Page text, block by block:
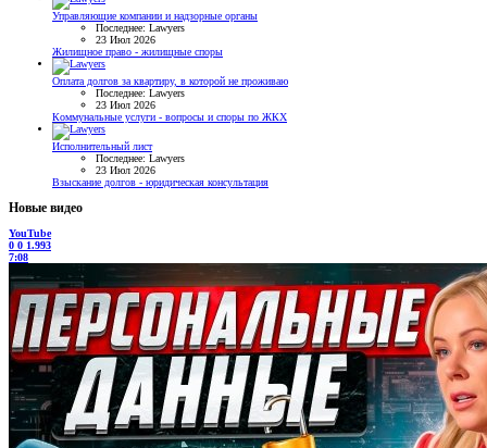
Управляющие компании и надзорные органы
Последнее: Lawyers
23 Июл 2026
Жилищное право - жилищные споры
Оплата долгов за квартиру, в которой не проживаю
Последнее: Lawyers
23 Июл 2026
Коммунальные услуги - вопросы и споры по ЖКХ
Исполнительный лист
Последнее: Lawyers
23 Июл 2026
Взыскание долгов - юридическая консультация
Новые видео
YouTube
0 0 1.993
7:08